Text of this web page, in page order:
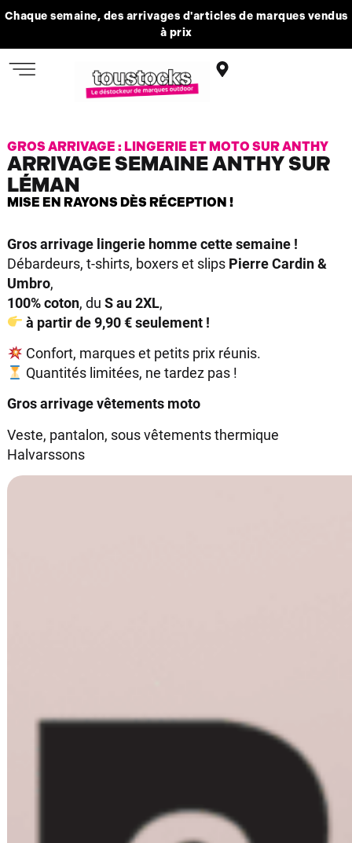
Chaque semaine, des arrivages d'articles de marques vendus
à prix
GROS ARRIVAGE : LINGERIE ET MOTO SUR ANTHY
ARRIVAGE SEMAINE ANTHY SUR
LÉMAN
MISE EN RAYONS DÈS RÉCEPTION !
Gros arrivage lingerie homme cette semaine !
Débardeurs, t-shirts, boxers et slips Pierre Cardin &
Umbro,
100% coton, du S au 2XL,
à partir de 9,90 € seulement !
Confort, marques et petits prix réunis.
Quantités limitées, ne tardez pas !
Gros arrivage vêtements moto
Veste, pantalon, sous vêtements thermique
Halvarssons